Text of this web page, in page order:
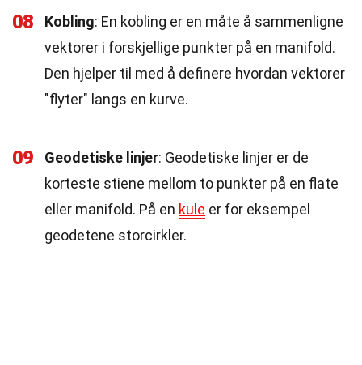
08 Kobling: En kobling er en måte å sammenligne
vektorer i forskjellige punkter på en manifold.
Den hjelper til med å definere hvordan vektorer
"flyter" langs en kurve.
09 Geodetiske linjer: Geodetiske linjer er de
korteste stiene mellom to punkter på en flate
eller manifold. På en kule er for eksempel
geodetene storcirkler.